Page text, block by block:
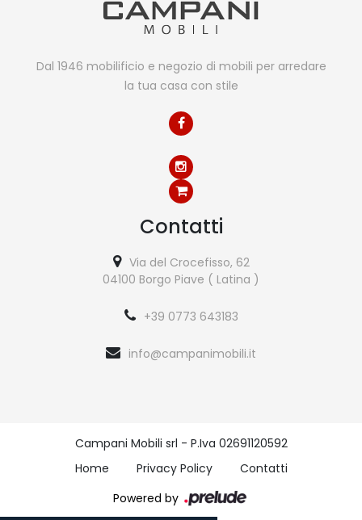
Dal 1946 mobilificio e negozio di mobili per arredare
la tua casa con stile
Contatti
Via del Crocefisso, 62
04100 Borgo Piave ( Latina )
+39 0773 643183
info@campanimobili.it
Campani Mobili srl - P.Iva 02691120592
Home
Privacy Policy
Contatti
Powered by